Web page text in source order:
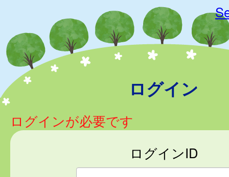
ログイン
ログインが必要です
ログインID